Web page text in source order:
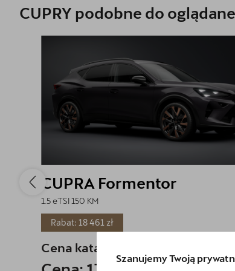
Kontakt
Formularz kontaktowy
CUPRY podobne do
CUPRA Formentor
1.5 eTSI 150 KM
Rabat: 18 461 zł
Cena katalogowa:
Szanujemy Twoją